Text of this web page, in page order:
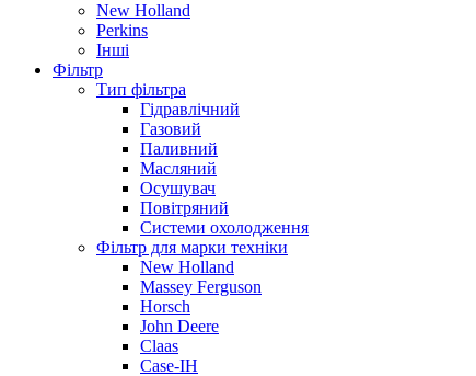
New Holland
Perkins
Інші
Фільтр
Тип фільтра
Гідравлічний
Газовий
Паливний
Масляний
Осушувач
Повітряний
Системи охолодження
Фільтр для марки техніки
New Holland
Massey Ferguson
Horsch
John Deere
Claas
Case-IH